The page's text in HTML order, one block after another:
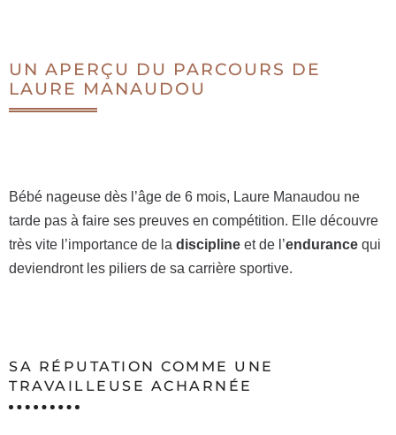
UN APERÇU DU PARCOURS DE
LAURE MANAUDOU
Bébé nageuse dès l’âge de 6 mois, Laure Manaudou ne
tarde pas à faire ses preuves en compétition. Elle découvre
très vite l’importance de la discipline et de l’endurance qui
deviendront les piliers de sa carrière sportive.
SA RÉPUTATION COMME UNE
TRAVAILLEUSE ACHARNÉE